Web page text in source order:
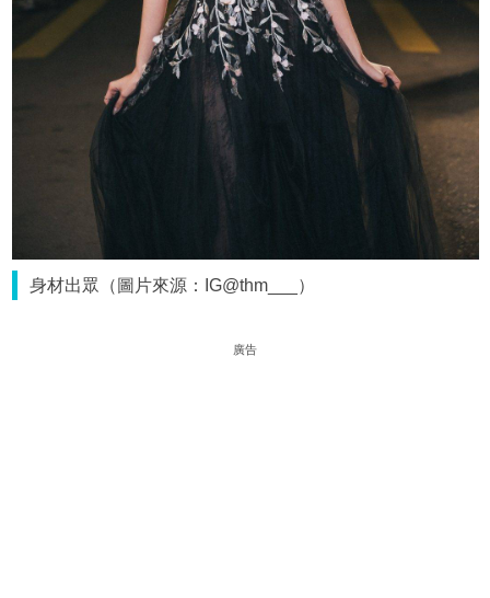
身材出眾（圖片來源：IG@thm___）
廣告